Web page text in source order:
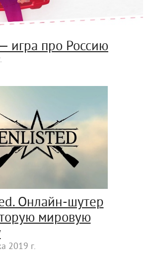
игра про Россию
Онлайн-шутер
мировую
2019 г.